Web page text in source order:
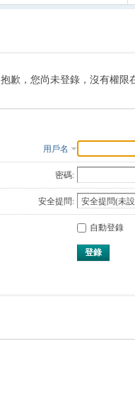
抱歉，您尚未登錄，沒有權限
用戶名
密碼:
安全提問:
自動登錄
登錄